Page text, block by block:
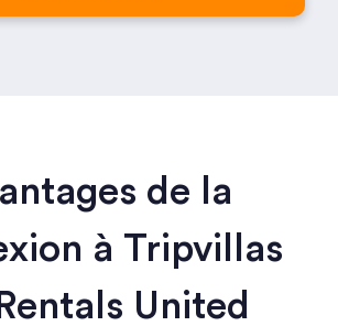
de la
à Tripvillas
United